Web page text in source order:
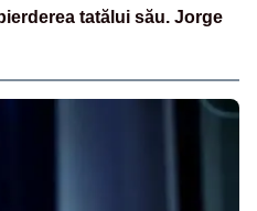
tatălui său. Jorge